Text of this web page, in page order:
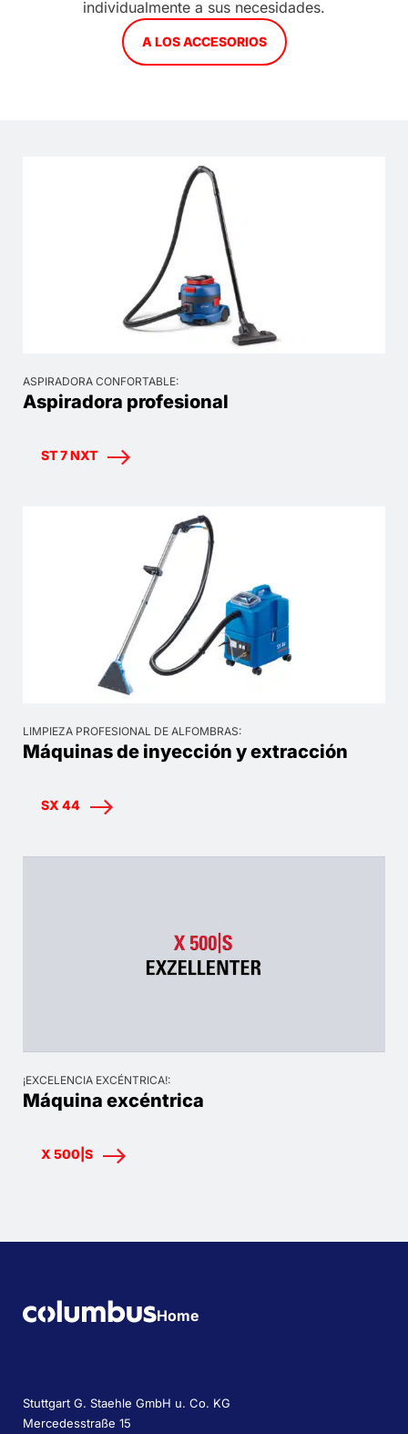
individualmente a sus necesidades.
A LOS ACCESORIOS
ASPIRADORA CONFORTABLE:
Aspiradora profesional
ST 7 NXT
LIMPIEZA PROFESIONAL DE ALFOMBRAS:
Máquinas de inyección y extracción
SX 44
¡EXCELENCIA EXCÉNTRICA!:
Máquina excéntrica
X 500|S
Home
Stuttgart G. Staehle GmbH u. Co. KG
Mercedesstraße 15